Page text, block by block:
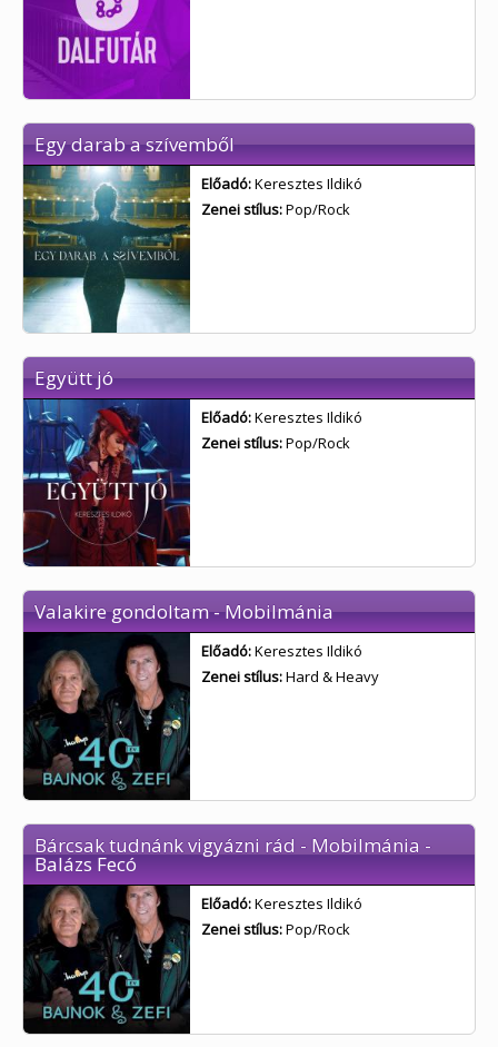
Egy darab a szívemből
Előadó:Keresztes Ildikó
Zenei stílus:Pop/Rock
Együtt jó
Előadó:Keresztes Ildikó
Zenei stílus:Pop/Rock
Valakire gondoltam - Mobilmánia
Előadó:Keresztes Ildikó
Zenei stílus:Hard & Heavy
Bárcsak tudnánk vigyázni rád - Mobilmánia -
Balázs Fecó
Előadó:Keresztes Ildikó
Zenei stílus:Pop/Rock